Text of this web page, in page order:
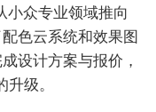
小众专业领域推向
色云系统和效果图
设计方案与报价，
级。